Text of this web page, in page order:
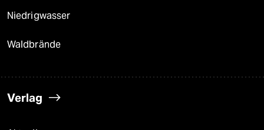
Niedrigwasser
Waldbrände
Verlag